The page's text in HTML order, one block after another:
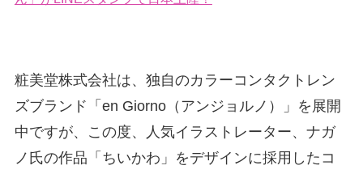
粧美堂株式会社は、独自のカラーコンタクトレン
ズブランド「en Giorno（アンジョルノ）」を展開
中ですが、この度、人気イラストレーター、ナガ
ノ氏の作品「ちいかわ」をデザインに採用したコ